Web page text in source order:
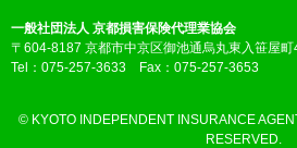
一般社団法人 京都損害保険代理業協会
〒604-8187 京都市中京区御池通烏丸東入笹屋
Tel：075-257-3633 Fax：075-257-3653
© KYOTO INDEPENDENT INSURANCE
RESERVED.